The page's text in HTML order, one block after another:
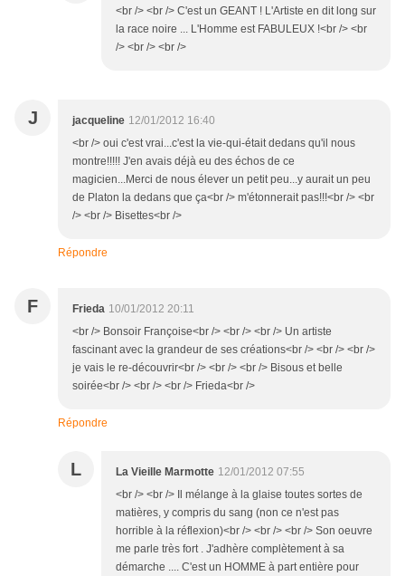
<br /> <br /> C'est un GEANT ! L'Artiste en dit long sur
la race noire ... L'Homme est FABULEUX !<br /> <br
/> <br /> <br />
J jacqueline 12/01/2012 16:40
<br /> oui c'est vrai...c'est la vie-qui-était dedans qu'il nous
montre!!!!! J'en avais déjà eu des échos de ce
magicien...Merci de nous élever un petit peu...y aurait un peu
de Platon la dedans que ça<br /> m'étonnerait pas!!!<br /> <br
/> <br /> Bisettes<br />
Répondre
F Frieda 10/01/2012 20:11
<br /> Bonsoir Françoise<br /> <br /> <br /> Un artiste
fascinant avec la grandeur de ses créations<br /> <br /> <br />
je vais le re-découvrir<br /> <br /> <br /> Bisous et belle
soirée<br /> <br /> <br /> Frieda<br />
Répondre
L La Vieille Marmotte 12/01/2012 07:55
<br /> <br /> Il mélange à la glaise toutes sortes de
matières, y compris du sang (non ce n'est pas
horrible à la réflexion)<br /> <br /> <br /> Son oeuvre
me parle très fort . J'adhère complètement à sa
démarche .... C'est un HOMME à part entière pour